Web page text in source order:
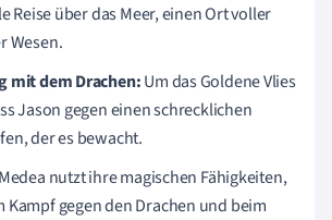
Reise über das Meer, einen Ort voller
Wesen.
mit dem Drachen:Um das Goldene Vlies
Jason gegen einen schrecklichen
der es bewacht.
Medea nutzt ihre magischen Fähigkeiten,
Kampf gegen den Drachen und beim